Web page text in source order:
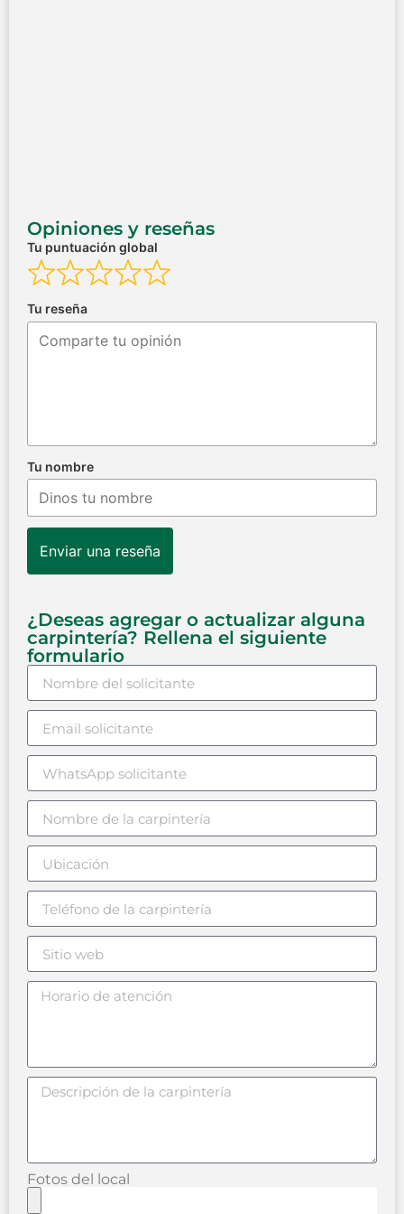
Opiniones y reseñas
Tu puntuación global
Tu reseña
Tu nombre
Enviar una reseña
¿Deseas agregar o actualizar alguna
carpintería? Rellena el siguiente
formulario
Fotos del local